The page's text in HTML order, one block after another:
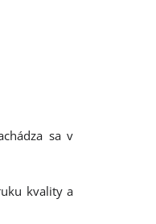
sa v
kvality a